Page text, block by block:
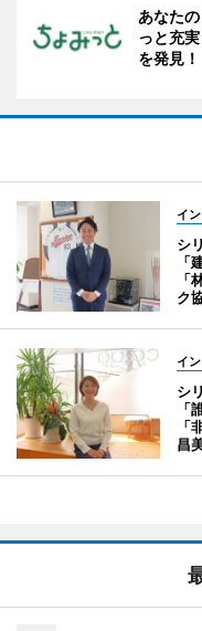
あなた
っと充
を発見！
イ
シ
「
「
ク
イ
シ
「
「
昌